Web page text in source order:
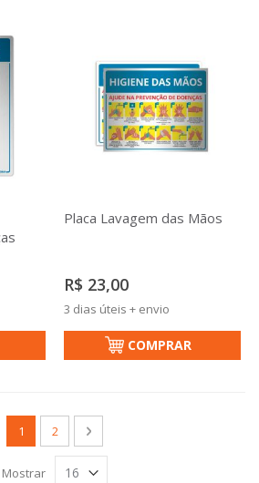
Placa Lavagem das Mãos
R$ 23,00
3 dias úteis + envio
COMPRAR
Você esta lendo a pagina
1 Página
2 Página
Próximo
Mostrar